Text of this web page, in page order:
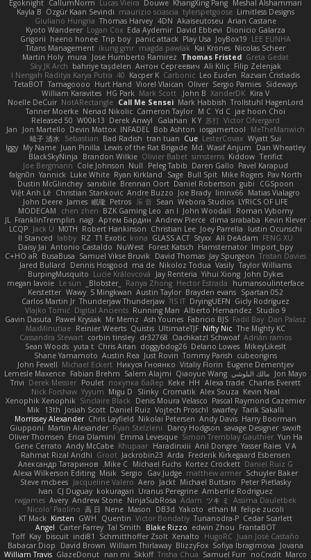
Meshal Alshammari
KhangXing Pang
Douwe
Lucas Vieira
CallumNorm
Egoknight
Limitless Designs
tylerspetgoose
maurizio sciascia
Özgür Kaan Sevindi
Kayla B
Arian Castane
Akaiseutoseu
4DN
Thomas Harvey
Giuliano Hungria
Dionicio Galarza
David Ebbevi
Eda Aydemir
Logan Cox
Kyoto Wanderer
LEE EUNHA
JoyBox19
Play Usa
panic attack
Trip boy
heeno honee
Grigorii
Nicolas Scheer
Kai Krones
magda pawlak
ikung gmr
Titans Management
Greta Gedat
Thomas Fristed
Jose Humberto Ramirez
mura
Martin Holy
Filip Zelenjak
Ali Kılıç
Антон Сергеевич
bahriye taşdelen
Sky JK Arch
Razvan Cristiadis
Leo Euden
Carbonic
Kacper K
40. I Nengah Raditya Karya Putra
Sideways
Sergio Pamies
Oliver
Viorel Vlaican
Hurt Hand
Tamagoooo
TetaBOT
Kira V
XanderDK
John B.
Mark Scott
HG Park
William Karavites
Trollstuhl HagenLord
Mark Habbish
Call Me Sensei
NotARectangle
Noelle DeCuir
jae hoon Choi
Yd C
M C
Cameron Taylor
Nenad Nikolic
Tanner Moerke
Victor Ofvergard
苏打
K Y
Galahan
Derek Anwyl
W00k13
Released 50
MeTheManwich
iosgamertool
Bob Ashton
INFADEL
Devin Mattox
Jon Martello
Jan
Wyatt Sui
LesterCovax
Cue
tran tuan
Bad Radish
Sebastian
暁子 清水
Dan Wheatley
Md. Wasif Anjum
Lewis of the Rat Brigade
Juan Pinilla
My Name
Iggy
Terifict
Kiddow
simsterns
Olivier Babet
Brandon Wilkie
BlackSkyNinja
Pavel Karapud
Daren Gallo
Peleg Tabib
Null
Cole Johnson
Joe Bergmann
Pav North
Mike Rogers
Bull Spit
Sage
Ryan Kirkland
Luke White
Yannick
falgn0n
CGSpoon
gubi
Daniel Robertson
Brennan Oort
sanxbile
Dustin McGlinchey
Matias Vialagro
lininx66
Joe Brady
Andre Buzzo
Christian Stankovic
Việt Anh Lê
LYRICS OF LIFE
Webora Studios
Sean
乐 音
Petros
眠瓏
James
John Deere
Roman Vyborny
John Woodall
an l
BZK Gaming Leo
chen zhen
MODECAM
Kevin Klever
dima sirababa
Andrew Pierce
Артем Бардин
nagi
FranklinTremplin
JL
Iustin Ocunschi
Joey Parrella
Christian Lee
Robert Hankinson
M0TH
Jack Ü
LCQP
FENG XU
Ali DeAdam
Styxx
GLASS ACT
kona
T1 Exotic
RZ
abby!
ll Stanced
Import_bpy
Hamsternator
Forest Katsch
NuWest
Antonio Castaldo
Daisy Jai
Tristan Davies
Jay Spurgeon
David Thomas
Samuel Vikse Bruvik
BusaBusa
C+HO aR
Taylor Williams
Vasily
Nikoloz Todua
ma de
Dennis Hosgood
Jared Bullard
John Dykes
Yihui Xiong
Jay Renteria
Lucie Královcová
BurpingMusquito
humansoulinterface
Hector Estrada
Ranya Zhong
_Blobster_
Le sun
megan lavoie
Spartan 052
Brayden evans
Austin Taylor
S Mingkwan
Wawy
Kerstetter
Gicly Rodríguez
DryingUEFN
IS IT?
Thunderjaw Thunderjaw
Carlos Martin Jr
Studio 9
Alberto Hernandez
Running Man
Digital Ancients
Vlajko Tomić
Dan Palasz
Fadil Bay
Fabricio BJS
Ash Younes
Mr Memz
Paweł Krysiak
Gavin Dasuta
The Mighty KC
Nifty Nic
UltimateTJF
Quistis
Reinier Weerts
MaxMinutiae
Adrián ramos
Oachkatzl Schwoaf
dr32768
corbin tinsley
Cassandra Stewart
MikeyLikesIt
Delano Lowes
doggybdog26
Chris Aitan
yuta t
Sean Woods
cubeorigins
Tommy Parish
Just Rovin
Austin Rea
Shane Yamamoto
Eugene Dementjev
Vitaliy Florin
Никуся Гноянко
Michael Eckert
John Fewell
Jon Mayo مالك البلوشي Qiaoyue Wang
Salem Alajmi
Fabian Brehm
Lemesle Maxence
Charles Everett
Alexa trade
HH
Keke
покупка байер
Poulet
Derek Messier
Trivi
Kevin Neal
Alex Souza
Cromatik
Slinky
Migu D
Yyyum
Nick Forshaw
Pascal Raymond Cazemier
Denis Moura Velasco
Sinclaire Black
Xenophik Xenophik
Tarik Sakalli
swarfey
Vojtech Proschl
Daniel Ruiz
Josiah Scott
13th
Mik
Harry Boorman
Andy Davis
Nikolai Petersen
Chris Layfield
Morrissey Alexander
swxift
savage Designer
Darcy Hodgson
Ryan Stelzleni
Martin Alexander
Giupponi
Yun Ha
Simon Tremblay Gauthier
Emma Levesque
Erica Dlamini
Oliver Thomsen
V A
Yasser Raies
Anil Dongre
Haradinxiii
Khupaar
Andy McCabe
Gene Cerrato
Frederik Kirkegaard Esbensen
Arda
Jackrobin23
Groot
Rahmat Rizal Andhi
Daniel Ruiz G
Kortez Crockett
Michael Fuchs
Mike C.
Александр Татаринов
Schuyler Baker
matthew armer
Gav Judge
Sergio
Misik
Alexa Wilkerson Editing
Peter Pietlasky
Michael Buttaro
Jackt
Aero
Jacqueline Valero
Steve mcbees
Amberlie Rodriguez
Uranus Peregrine
kokuragari
CJ Duguay
Ivan
Assima Dauletbek
ツキ ミ
Adam
NinjaSubRosa
Andrew Stone
Avery
rwgames
felipe zucoli
ethan M
Yakoto
DB3d
Mason
Nene
高 日
Nicolo' Paolino
Cedar Scarlett
Tunanodra-P
Victor Bondatiy
Quentin
GWH
Kirsten
KT Mack
FrantaBOT
edwin Zhou
Blake Rizzo
Tal Smith
Carter Farrey
Angel
Juan José Castaño
HugoRC
Xenalto
Schmitthoffer Zsolt
indi81
biscuit
Kay
Toff
Jovana
Sofiya Ibragimova
BlizzyFox
William Thirlaway
David Brown
Babacar Diop
Marco
noCrxdit
Samuel Furr
Trisha Chua
Skkiff
nan mi
GlazeDonut
William Travis